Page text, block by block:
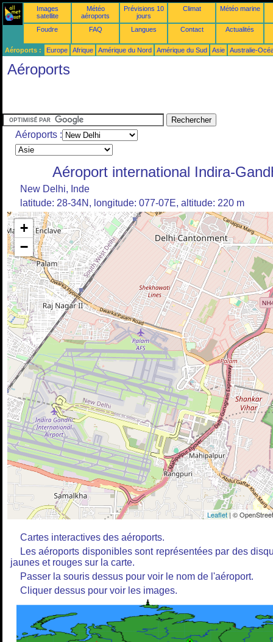
Images
satellite
Météo
aéroports
Prévisions 10
jours
Climat Météo marine
Foudre FAQ Langues Contact Actualités
Aéroports : Europe Afrique Amérique du Nord Amérique du Sud Asie Australie-
Aéroports
Aéroports :
Aéroport international Indira-
New Delhi, Inde
latitude: 28-34N, longitude: 077-07E, altitude: 220 m
+
−
Leaflet| ©
Cartes interactives des aéroports.
Les aéroports disponibles sont représentées par des
jaunes et rouges sur la carte.
Passer la souris dessus pour voir le nom de l'aéroport.
Cliquer dessus pour voir les images.